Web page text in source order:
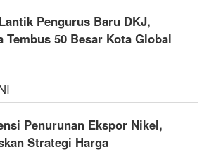
Pengurus Baru DKJ,
Tembus 50 Besar Kota Global
Penurunan Ekspor Nikel,
Strategi Harga